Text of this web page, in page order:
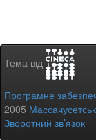
Тема від
Програмне
2005
Зворотний зв’язок